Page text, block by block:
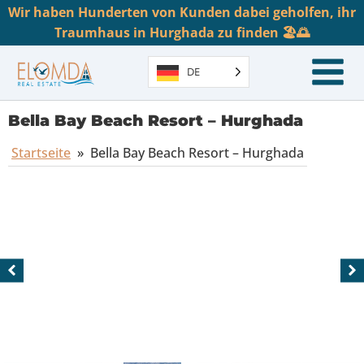
Wir haben Hunderten von Kunden dabei geholfen, ihr
Traumhaus in Hurghada zu finden 🏖️🌅
DE
Bella Bay Beach Resort – Hurghada
Startseite » Bella Bay Beach Resort – Hurghada